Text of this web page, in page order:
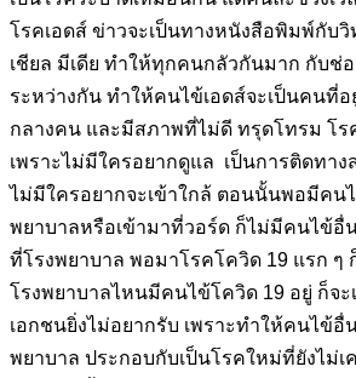
โรคเอดส์ ข่าวจะเป็นทางหนังสือพิมพ์กับ
เชียล มีเดีย ทำให้ทุกคนกลัวกันมาก กับช่
ระหว่างกัน ทำให้คนไข้เอดส์จะเป็นคนที่อ
กลางคน และมีสภาพที่ไม่ดี ทรุดโทรม โร
เพราะไม่มีใครอยากดูแล เป็นการติดทาง
ไม่มีใครอยากจะเข้าใกล้ ตอนนั้นพอมีคนไ
พยาบาลหรือเข้ามาที่วอร์ด ก็ไม่มีคนไข้อื่
ที่โรงพยาบาล พอมาโรคโควิด 19 แรก ๆ
โรงพยาบาลไหนมีคนไข้โควิด 19 อยู่ ก็จะ
เอกชนยิ่งไม่อยากรับ เพราะทำให้คนไข้อื่
พยาบาล ประกอบกับเป็นโรคใหม่ที่ยังไม่เ